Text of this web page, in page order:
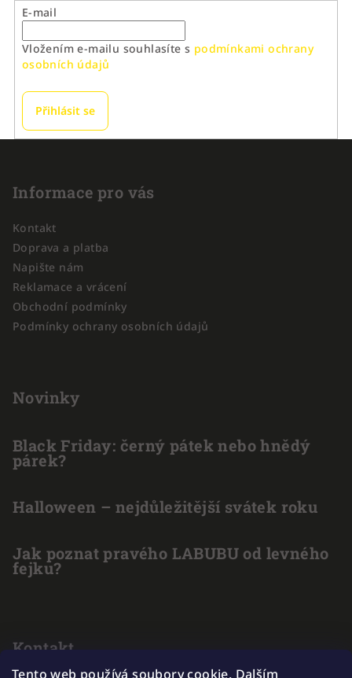
Tento web používá soubory cookie. Dalším
E-mail
Vložením e-mailu souhlasíte s podmínkami ochrany
osobních údajů
Přihlásit se
Informace pro vás
Kontakt
Doprava a platba
Napište nám
Reklamace a vrácení
Obchodní podmínky
Podmínky ochrany osobních údajů
Novinky
Black Friday: černý pátek nebo hnědý
párek?
Halloween – nejdůležitější svátek roku
Jak poznat pravého LABUBU od levného
fejku?
Kontakt